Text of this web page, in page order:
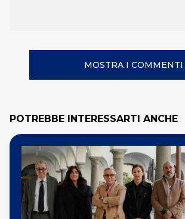
MOSTRA I COMMENTI
POTREBBE INTERESSARTI ANCHE